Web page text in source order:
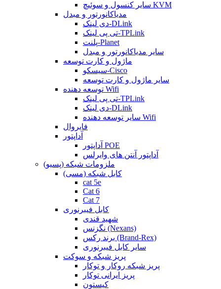
سایر کنسول و سوئیچ KVM
مدیاکانورتور و مبدل
دی لینک-DLink
تی پی لینک-TPLink
پلنت-Planet
سایر مدیاکانورتور و مبدل
ماژول و کارت توسعه
سیسکو-Cisco
سایر ماژول و کارت توسعه
توسعه دهنده Wifi
تی پی لینک-TPLink
دی لینک-DLink
سایر توسعه دهنده Wifi
فایروال
آداپتور
آداپتور POE
آداپتور آنتن های وایرلس
ملزومات شبکه (پسیو)
کابل شبکه (مسی)
cat 5e
Cat 6
Cat 7
کابل فیبرنوری
شهید قندی
نگزنس (Nexans)
برند رکس (Brand-Rex)
سایر کابل فیبرنوری
پریز شبکه و سوکت
پریز شبکه روکار و توکار
پریز ایرانی توکار
کیستون